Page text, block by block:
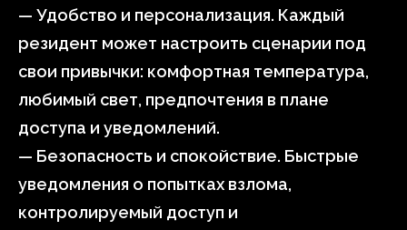
— Удобство и персонализация. Каждый
резидент может настроить сценарии под
свои привычки: комфортная температура,
любимый свет, предпочтения в плане
доступа и уведомлений.
— Безопасность и спокойствие. Быстрые
уведомления о попытках взлома,
контролируемый доступ и